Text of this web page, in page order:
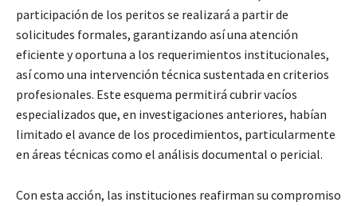
participación de los peritos se realizará a partir de
solicitudes formales, garantizando así una atención
eficiente y oportuna a los requerimientos institucionales,
así como una intervención técnica sustentada en criterios
profesionales. Este esquema permitirá cubrir vacíos
especializados que, en investigaciones anteriores, habían
limitado el avance de los procedimientos, particularmente
en áreas técnicas como el análisis documental o pericial.
Con esta acción, las instituciones reafirman su compromiso